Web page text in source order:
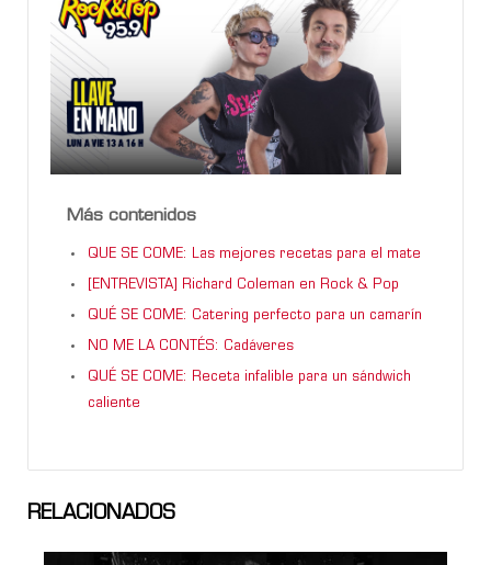
Más contenidos
QUE SE COME: Las mejores recetas para el mate
[ENTREVISTA] Richard Coleman en Rock & Pop
QUÉ SE COME: Catering perfecto para un camarín
NO ME LA CONTÉS: Cadáveres
QUÉ SE COME: Receta infalible para un sándwich
caliente
RELACIONADOS